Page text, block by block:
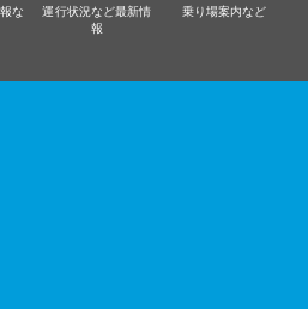
な
運行状況など最新情
報
乗り場案内など